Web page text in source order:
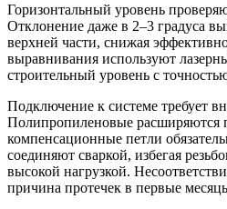
Горизонтальный уровень
Отклонение даже в 2–3 градуса
верхней части, снижая
выравнивания используют
строительный уровень с
Подключение к системе требует
Полипропиленовые расширяются
компенсационные петли
соединяют сваркой, избегая
высокой нагрузкой.
причина протечек в первые